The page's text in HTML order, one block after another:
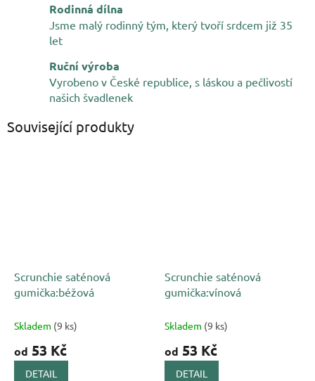
Rodinná dílna
Jsme malý rodinný tým, který tvoří srdcem již 35
let
Ruční výroba
Vyrobeno v České republice, s láskou a pečlivostí
našich švadlenek
Související produkty
Scrunchie saténová
gumička:béžová
Skladem (9 ks)
od 53 Kč
DETAIL
Scrunchie saténová
gumička:vínová
Skladem (9 ks)
od 53 Kč
DETAIL